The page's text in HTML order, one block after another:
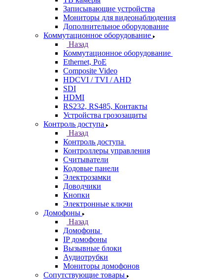
Записывающие устройства
Мониторы для видеонаблюдения
Дополнительное оборудование
Коммутационное оборудование
Назад
Коммутационное оборудование
Ethernet, PoE
Composite Video
HDCVI / TVI / AHD
SDI
HDMI
RS232, RS485, Контакты
Устройства грозозащиты
Контроль доступа
Назад
Контроль доступа
Контроллеры управления
Считыватели
Кодовые панели
Электрозамки
Доводчики
Кнопки
Электронные ключи
Домофоны
Назад
Домофоны
IP домофоны
Вызывные блоки
Аудиотрубки
Мониторы домофонов
Сопутствующие товары